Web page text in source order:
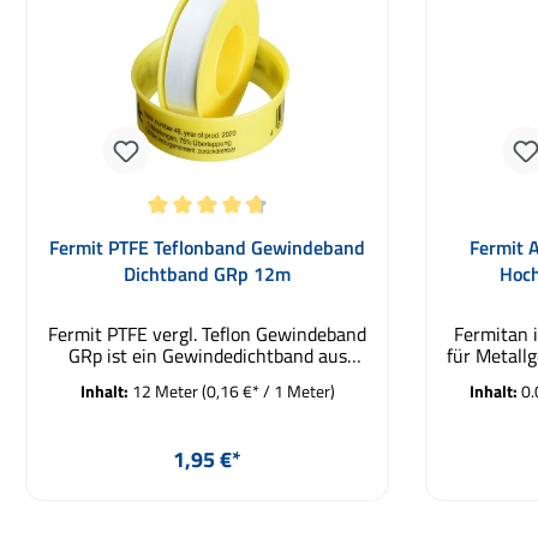
Durchschnittliche Bewertung von 4.8 von 5 Sternen
Fermit PTFE Teflonband Gewindeband
Dichtband GRp 12m
Fermit PTFE vergl. Teflon Gewindeband
GRp ist ein Gewindedichtband aus
ungesintertem PTFE. Es ist chemisch
beständig gegen gegen aggressivste
ist komplett frei von Öl und Fett. Das
Inhalt: 12 Meter(0,16 €* / 1 Meter)
Regulärer Preis:
1,95 €*
Fermit
Fermitan
für
und
Inhalt: